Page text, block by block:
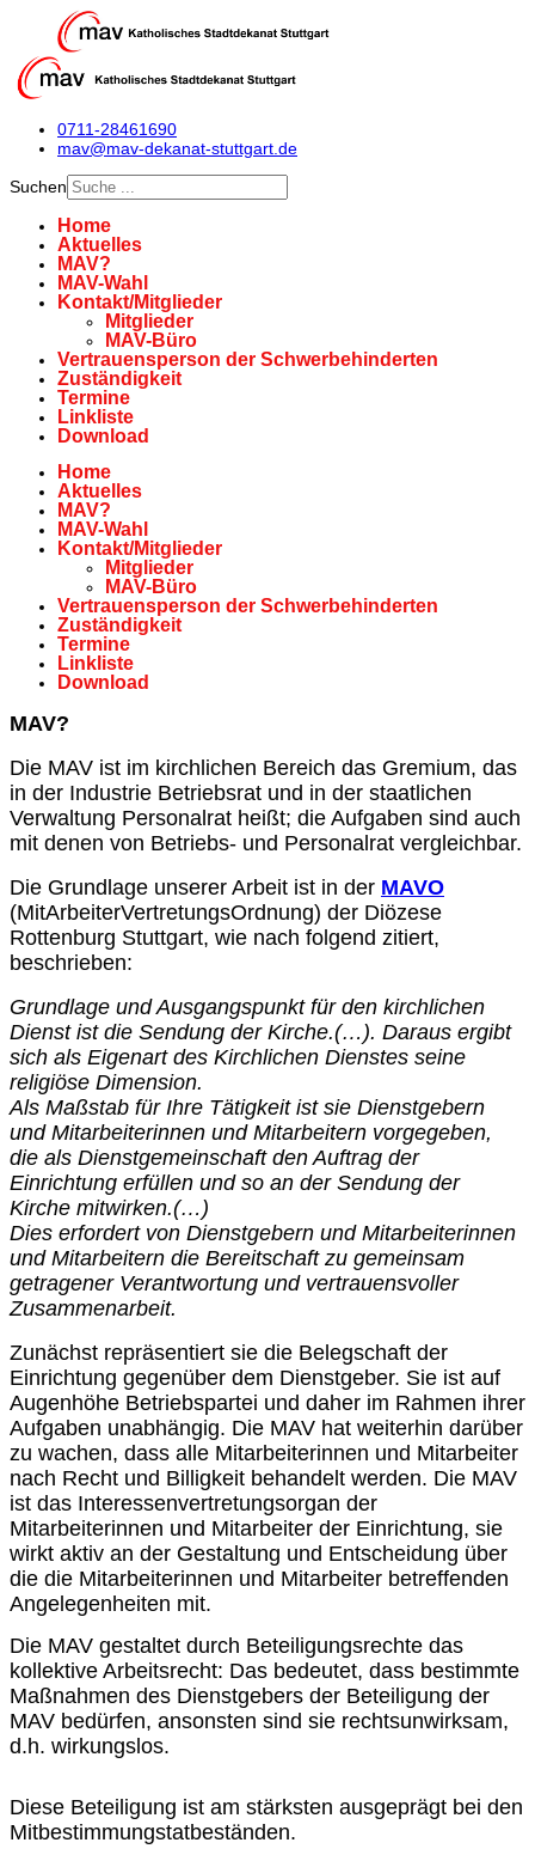
0711-28461690
mav@mav-dekanat-stuttgart.de
Suchen
Home
Aktuelles
MAV?
MAV-Wahl
Kontakt/Mitglieder
Mitglieder
MAV-Büro
Vertrauensperson der Schwerbehinderten
Zuständigkeit
Termine
Linkliste
Download
Home
Aktuelles
MAV?
MAV-Wahl
Kontakt/Mitglieder
Mitglieder
MAV-Büro
Vertrauensperson der Schwerbehinderten
Zuständigkeit
Termine
Linkliste
Download
MAV?
Die MAV ist im kirchlichen Bereich das Gremium, das
in der Industrie Betriebsrat und in der staatlichen
Verwaltung Personalrat heißt; die Aufgaben sind auch
mit denen von Betriebs‐ und Personalrat vergleichbar.
Die Grundlage unserer Arbeit ist in der MAVO
(MitArbeiterVertretungsOrdnung) der Diözese
Rottenburg Stuttgart, wie nach folgend zitiert,
beschrieben:
Grundlage und Ausgangspunkt für den kirchlichen
Dienst ist die Sendung der Kirche.(…). Daraus ergibt
sich als Eigenart des Kirchlichen Dienstes seine
religiöse Dimension.
Als Maßstab für Ihre Tätigkeit ist sie Dienstgebern
und Mitarbeiterinnen und Mitarbeitern vorgegeben,
die als Dienstgemeinschaft den Auftrag der
Einrichtung erfüllen und so an der Sendung der
Kirche mitwirken.(…)
Dies erfordert von Dienstgebern und Mitarbeiterinnen
und Mitarbeitern die Bereitschaft zu gemeinsam
getragener Verantwortung und vertrauensvoller
Zusammenarbeit.
Zunächst repräsentiert sie die Belegschaft der
Einrichtung gegenüber dem Dienstgeber. Sie ist auf
Augenhöhe Betriebspartei und daher im Rahmen ihrer
Aufgaben unabhängig. Die MAV hat weiterhin darüber
zu wachen, dass alle Mitarbeiterinnen und Mitarbeiter
nach Recht und Billigkeit behandelt werden. Die MAV
ist das Interessenvertretungsorgan der
Mitarbeiterinnen und Mitarbeiter der Einrichtung, sie
wirkt aktiv an der Gestaltung und Entscheidung über
die die Mitarbeiterinnen und Mitarbeiter betreffenden
Angelegenheiten mit.
Die MAV gestaltet durch Beteiligungsrechte das
kollektive Arbeitsrecht: Das bedeutet, dass bestimmte
Maßnahmen des Dienstgebers der Beteiligung der
MAV bedürfen, ansonsten sind sie rechtsunwirksam,
d.h. wirkungslos.
Diese Beteiligung ist am stärksten ausgeprägt bei den
Mitbestimmungstatbeständen.